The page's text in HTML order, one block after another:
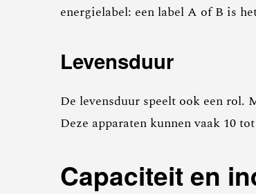
energielabel: een label A of B is
Levensduur
De levensduur speelt ook een rol.
Deze apparaten kunnen vaak 10
Capaciteit en